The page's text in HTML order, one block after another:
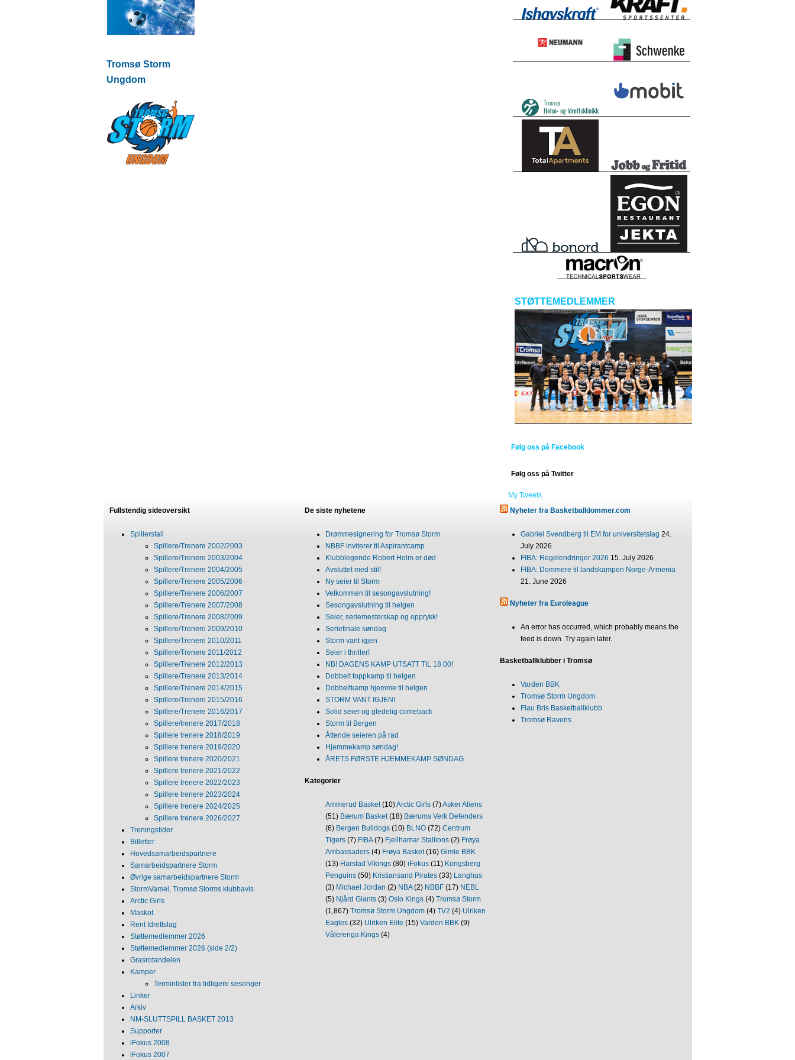
Tromsø Storm
Ungdom
STØTTEMEDLEMMER
Følg oss på Facebook
Følg oss på Twitter
My Tweets
Fullstendig sideoversikt
Spillerstall
Spillere/Trenere 2002/2003
Spillere/Trenere 2003/2004
Spillere/Trenere 2004/2005
Spillere/Trenere 2005/2006
Spillere/Trenere 2006/2007
Spillere/Trenere 2007/2008
Spillere/Trenere 2008/2009
Spillere/Trenere 2009/2010
Spillere/Trenere 2010/2011
Spillere/Trenere 2011/2012
Spillere/Trenere 2012/2013
Spillere/Trenere 2013/2014
Spillere/Trenere 2014/2015
Spillere/Trenere 2015/2016
Spillere/Trenere 2016/2017
Spillere/trenere 2017/2018
Spillere trenere 2018/2019
Spillere trenere 2019/2020
Spillere trenere 2020/2021
Spillere trenere 2021/2022
Spillere trenere 2022/2023
Spillere trenere 2023/2024
Spillere trenere 2024/2025
Spillere trenere 2026/2027
Treningstider
Billetter
Hovedsamarbeidspartnere
Samarbeidspartnere Storm
Øvrige samarbeidspartnere Storm
StormVarsel, Tromsø Storms klubbavis
Arctic Girls
Maskot
Rent Idrettslag
Støttemedlemmer 2026
Støttemedlemmer 2026 (side 2/2)
Grasrotandelen
Kamper
Terminlister fra tidligere sesonger
Linker
Arkiv
NM‐SLUTTSPILL BASKET 2013
Supporter
iFokus 2008
iFokus 2007
De siste nyhetene
Drømmesignering for Tromsø Storm
NBBF inviterer til Aspirantcamp
Klubblegende Robert Holm er død
Avsluttet med stil!
Ny seier til Storm
Velkommen til sesongavslutning!
Sesongavslutning til helgen
Seier, seriemesterskap og opprykk!
Seriefinale søndag
Storm vant igjen
Seier i thriller!
NB! DAGENS KAMP UTSATT TIL 18.00!
Dobbelt toppkamp til helgen
Dobbeltkamp hjemme til helgen
STORM VANT IGJEN!
Solid seier og gledelig comeback
Storm til Bergen
Åttende seieren på rad
Hjemmekamp søndag!
ÅRETS FØRSTE HJEMMEKAMP SØNDAG
Kategorier
Ammerud Basket(10)Arctic Girls(7)Asker Aliens
(51) Bærum Basket(18) Bærums Verk Defenders
(6) Bergen Bulldogs(10) BLNO(72) Centrum
Tigers(7) FIBA(7) Fjellhamar Stallions(2) Frøya
Ambassadors(4) Frøya Basket(16) Gimle BBK
(13) Harstad Vikings(80) iFokus(11) Kongsberg
Penguins(50) Kristiansand Pirates(33) Langhus
(3) Michael Jordan (2) NBA(2) NBBF(17) NEBL
(5) Njård Giants(3) Oslo Kings(4) Tromsø Storm
(1,867) Tromsø Storm Ungdom(4) TV2 (4) Ulriken
Eagles(32) Ulriken Elite (15) Varden BBK(9)
Vålerenga Kings(4)
Nyheter fra Basketballdommer.com
Gabriel Svendberg til EM for universitetslag 24.
July 2026
FIBA: Regelendringer 2026 15. July 2026
FIBA: Dommere til landskampen Norge-Armenia
21. June 2026
Nyheter fra Euroleague
An error has occurred, which probably means the
feed is down. Try again later.
Basketballklubber i Tromsø
Varden BBK
Tromsø Storm Ungdom
Flau Bris Basketballklubb
Tromsø Ravens